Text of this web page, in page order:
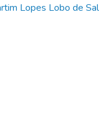
Lopes Lobo de